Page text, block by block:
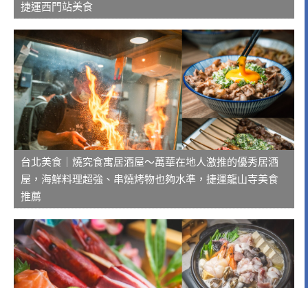
捷運西門站美食
台北美食｜燒究食寓居酒屋～萬華在地人激推的優秀居酒
屋，海鮮料理超強、串燒烤物也夠水準，捷運龍山寺美食
推薦